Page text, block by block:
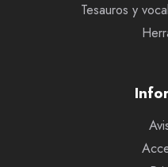
Tesauros y